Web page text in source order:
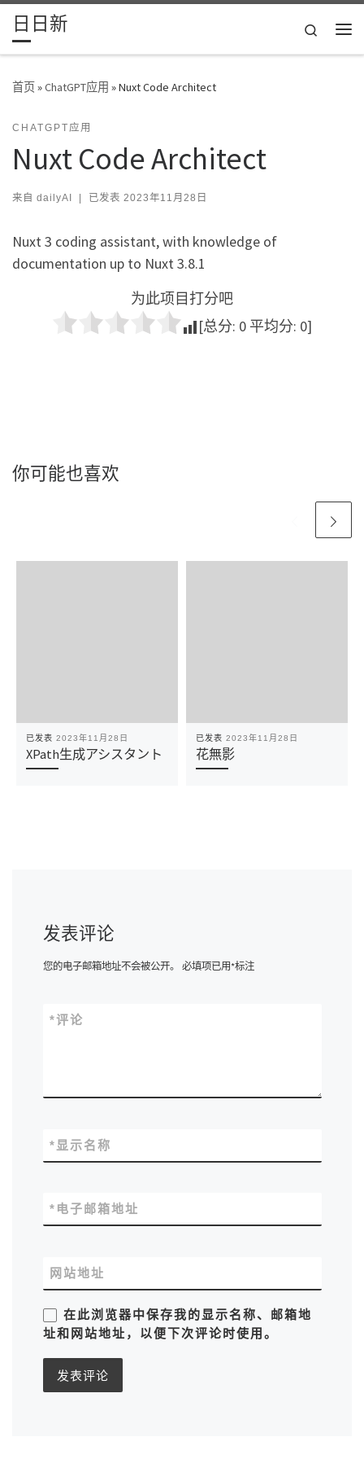
Skip to content
日日新
Search
首页»ChatGPT应用 »Nuxt Code Architect
CHATGPT应用
Nuxt Code Architect
来自 dailyAI | 已发表 2023年11月28日
Nuxt 3 coding assistant, with knowledge of
documentation up to Nuxt 3.8.1
为此项目打分吧
[总分: 0 平均分: 0]
你可能也喜欢
已发表 2023年11月28日
XPath生成アシスタント
已发表 2023年11月28日
花無影
发表评论
您的电子邮箱地址不会被公开。 必填项已用*标注
评论
*
显示名称
*
电子邮箱地址
*
网站地址
在此浏览器中保存我的显示名称、邮箱地
址和网站地址，以便下次评论时使用。